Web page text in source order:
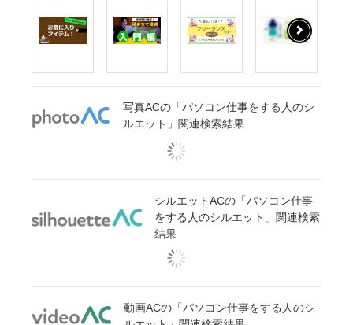
写真ACの「パソコン仕事をする人のシ
ルエット」関連検索結果
シルエットACの「パソコン仕事
をする人のシルエット」関連検索
結果
動画ACの「パソコン仕事をする人のシ